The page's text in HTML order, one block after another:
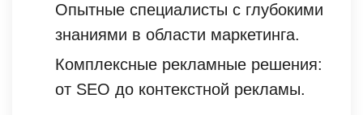
Опытные специалисты с глубокими
знаниями в области маркетинга.
Комплексные рекламные решения:
от SEO до контекстной рекламы.